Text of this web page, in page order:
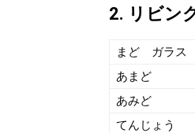
2. リビン
まど ガラス
あまど
あみど
てんじょう